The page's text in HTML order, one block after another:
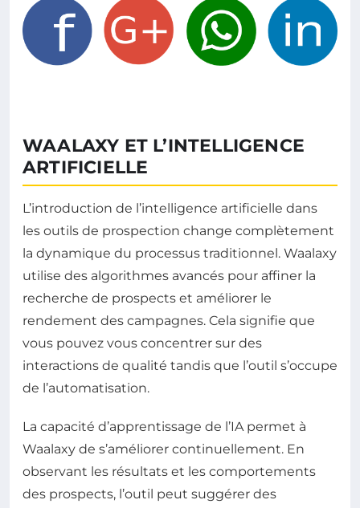
WAALAXY ET L’INTELLIGENCE
ARTIFICIELLE
L’introduction de l’intelligence artificielle dans
les outils de prospection change complètement
la dynamique du processus traditionnel. Waalaxy
utilise des algorithmes avancés pour affiner la
recherche de prospects et améliorer le
rendement des campagnes. Cela signifie que
vous pouvez vous concentrer sur des
interactions de qualité tandis que l’outil s’occupe
de l’automatisation.
La capacité d’apprentissage de l’IA permet à
Waalaxy de s’améliorer continuellement. En
observant les résultats et les comportements
des prospects, l’outil peut suggérer des